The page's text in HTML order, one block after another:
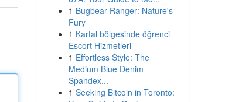
1 Bugbear Ranger: Nature's
Fury
1 Kartal bölgesinde öğrenci
Escort Hizmetleri
1 Effortless Style: The
Medium Blue Denim
Spandex...
1 Seeking Bitcoin in Toronto: